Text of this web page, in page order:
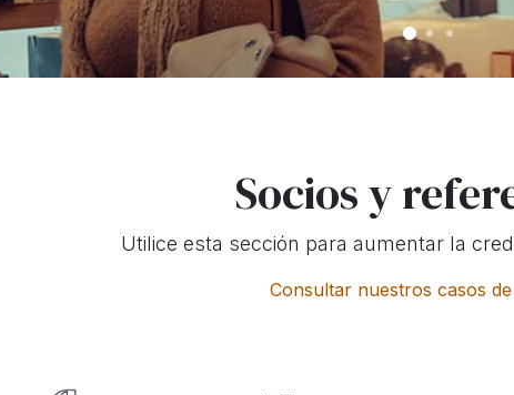
Socios y
Utilice esta sección para aumentar la
Consultar nuestros casos